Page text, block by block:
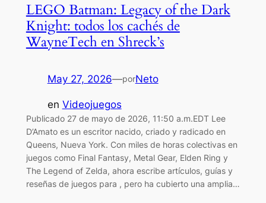
LEGO Batman: Legacy of the Dark
Knight: todos los cachés de
WayneTech en Shreck’s
May 27, 2026—porNeto
en Videojuegos
Publicado 27 de mayo de 2026, 11:50 a.m.EDT Lee
D’Amato es un escritor nacido, criado y radicado en
Queens, Nueva York. Con miles de horas colectivas en
juegos como Final Fantasy, Metal Gear, Elden Ring y
The Legend of Zelda, ahora escribe artículos, guías y
reseñas de juegos para , pero ha cubierto una amplia…